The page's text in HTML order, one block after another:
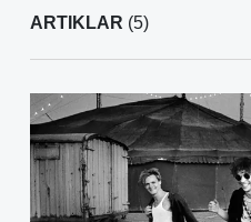
ARTIKLAR (5)